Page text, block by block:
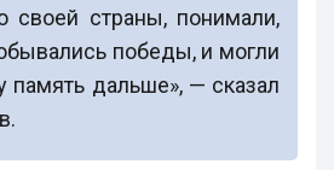
своей страны, понимали,
победы, и могли
память дальше», — сказал